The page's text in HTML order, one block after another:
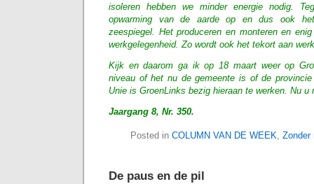
isoleren hebben we minder energie nodig.
opwarming van de aarde op en dus ook
zeespiegel. Het produceren en monteren en
werkgelegenheid. Zo wordt ook het tekort aan
Kijk en daarom ga ik op 18 maart weer op
niveau of het nu de gemeente is of de
Unie is GroenLinks bezig hieraan te werken. Nu u
Jaargang 8, Nr. 350.
Posted in COLUMN VAN DE WEEK, Zonder
De paus en de pil